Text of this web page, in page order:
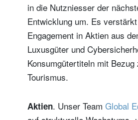
in die Nutzniesser der
Entwicklung um. Es
Engagement in Aktien aus
Luxusgüter und
Konsumgütertiteln mit Bezug
Tourismus.
Aktien. Unser Team Global